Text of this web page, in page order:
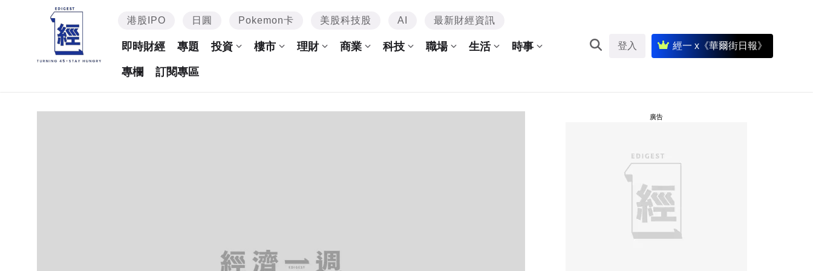
港股IPO 日圓 Pokemon卡 美股科技股 AI 最新財經資訊
即時財經 專題 投資 樓市 理財 商業 科技 職場 生活 時事
專欄 訂閱專區
登入 經一 x《華爾街日報》
廣告